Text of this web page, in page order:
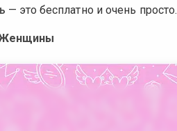
— это бесплатно и очень просто.